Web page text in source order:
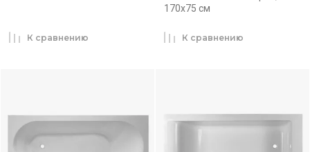
К сравнению
170x75 см
К сравнению